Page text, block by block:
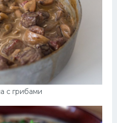
с грибами